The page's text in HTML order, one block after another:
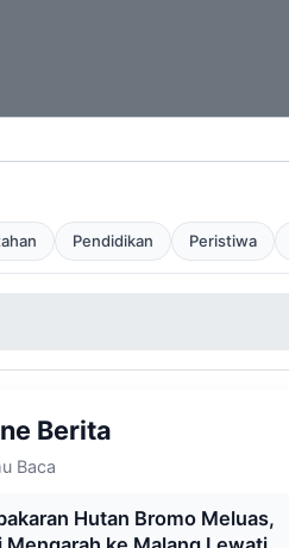
Pendidikan Peristiwa
Berita
Baca
Hutan Bromo Meluas,